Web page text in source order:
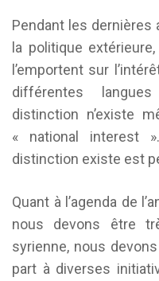
Pendant les dernières
la politique
l’emportent sur
différentes
distinction n’existe
« national interest
distinction existe est
Quant à l’agenda de
nous devons être
syrienne, nous
part à diverses